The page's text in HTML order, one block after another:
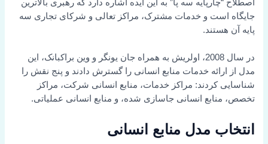
اصطلاح “چارپایه سه پا” به این ایده اشاره دارد که رهبری بالاترین
جایگاه است و خدمات مشترک، مراکز تعالی و شرکای تجاری سه
پایه آن هستند.
در سال 2008، اولریش به همراه جان یونگر و وین براکبانک، این
مدل از ارائه خدمات منابع انسانی را گسترش دادند و پنج نقش را
شناسایی کردند: مراکز خدمات، منابع انسانی شرکت، مراکز
تخصص، منابع انسانی جاسازی شده، و منابع انسانی عملیاتی.
انتخاب مدل منابع انسانی